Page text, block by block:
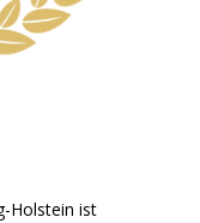
Holstein ist